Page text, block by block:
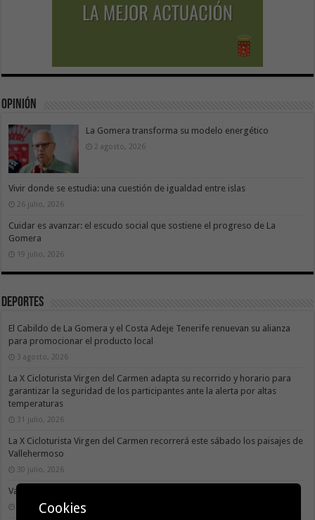
Opinión
La Gomera transforma su modelo energético
2 agosto, 2026
Vivir donde se estudia: una cuestión de igualdad entre islas
26 julio, 2026
Cuidar es avanzar: el escudo social que sostiene el progreso de La
Gomera
19 julio, 2026
Deportes
El Cabildo de La Gomera y el Costa Adeje Tenerife renuevan su alianza
para promocionar el producto local
3 agosto, 2026
La X Cicloturista Virgen del Carmen adapta su recorrido y horario para
garantizar la seguridad de los participantes ante la alerta por altas
temperaturas
31 julio, 2026
La X Cicloturista Virgen del Carmen recorrerá este sábado los paisajes de
Vallehermoso
30 julio, 2026
Valle Gran Rey acoge este sábado la VII Travesía a Nado Isla Colombina
30 julio, 2026
Cookies